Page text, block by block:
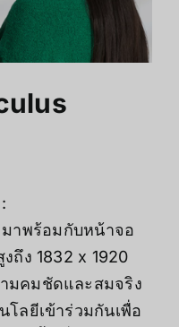
:
ร้อมกับหน้าจอ
ถึง 1832 x 1920
มคมชัดและสมจริง
ลยีเข้าร่วมกันเพื่อ